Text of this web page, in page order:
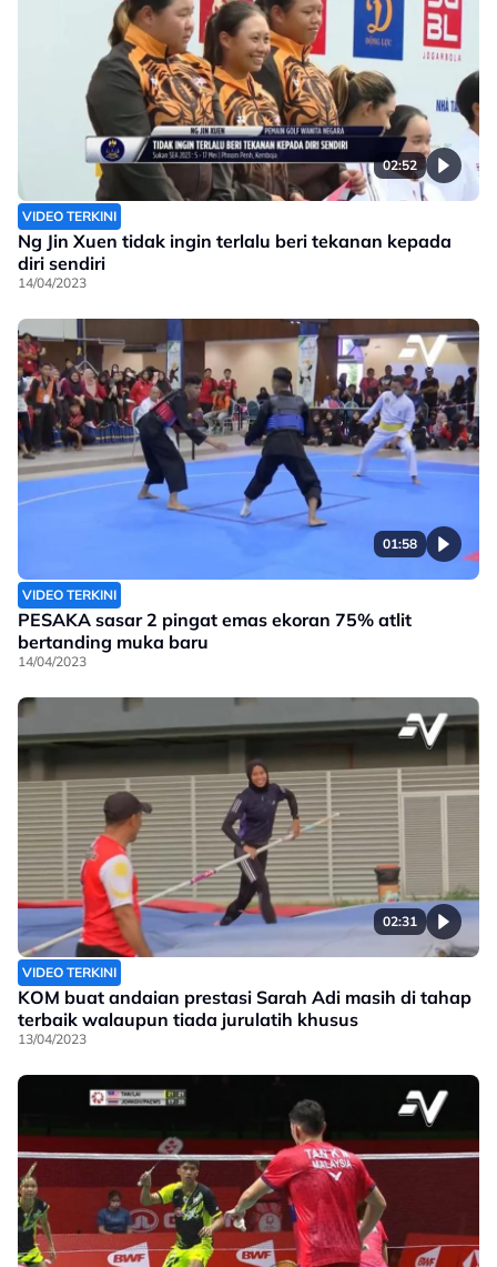
02:52
VIDEO TERKINI
Ng Jin Xuen tidak ingin terlalu beri tekanan kepada
diri sendiri
14/04/2023
01:58
VIDEO TERKINI
PESAKA sasar 2 pingat emas ekoran 75% atlit
bertanding muka baru
14/04/2023
02:31
VIDEO TERKINI
KOM buat andaian prestasi Sarah Adi masih di tahap
terbaik walaupun tiada jurulatih khusus
13/04/2023